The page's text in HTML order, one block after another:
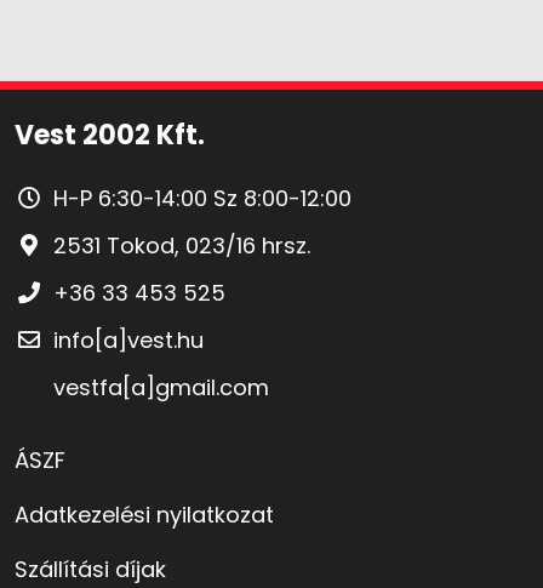
Vest 2002 Kft.
H-P 6:30-14:00 Sz 8:00-12:00
2531 Tokod, 023/16 hrsz.
+36 33 453 525
info[a]vest.hu
vestfa[a]gmail.com
ÁSZF
Adatkezelési nyilatkozat
Szállítási díjak